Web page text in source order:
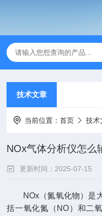
技术文章
当前位置：首页 技术
NOx气体分析仪怎么
更新时间：2025-07-15
NOx（氮氧化物）是大
括一氧化氮（NO）和二氧